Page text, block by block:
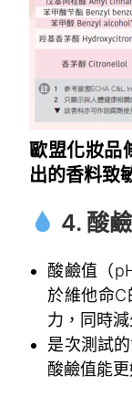
歐盟化妝品
出的香料致
4. 酸
酸鹼值（
於維他命C
力，同時
是次測試
酸鹼值能